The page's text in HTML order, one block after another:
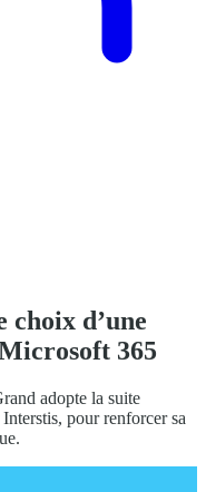
d’une
365
adopte la suite
pour renforcer sa